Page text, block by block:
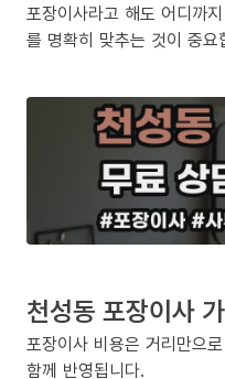
포장이사라고 해도 어디까
를 명확히 맞추는 것이 중요
천성동 포장이사
포장이사 비용은 거리만으
함께 반영됩니다.